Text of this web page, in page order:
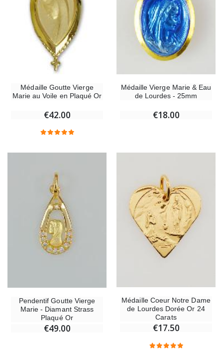
Médaille Goutte Vierge
Marie au Voile en Plaqué Or
€42.00
Médaille Vierge Marie & Eau
de Lourdes - 25mm
€18.00
Pendentif Goutte Vierge
Marie - Diamant Strass
Plaqué Or
€49.00
Médaille Coeur Notre Dame
de Lourdes Dorée Or 24
Carats
€17.50